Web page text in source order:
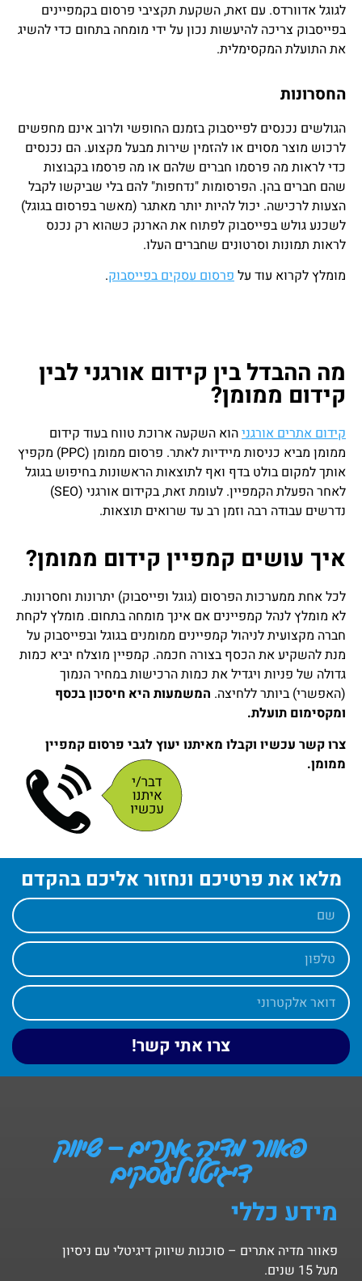
לגוגל אדוורדס. עם זאת, השקעת תקציבי פרסום בקמפיינים
בפייסבוק צריכה להיעשות נכון על ידי מומחה בתחום כדי להשיג
את התועלת המקסימלית.
החסרונות
הגולשים נכנסים לפייסבוק בזמנם החופשי ולרוב אינם מחפשים
לרכוש מוצר מסוים או להזמין שירות מבעל מקצוע. הם נכנסים
כדי לראות מה פרסמו חברים שלהם או מה פרסמו בקבוצות
שהם חברים בהן. הפרסומות "נדחפות" להם בלי שביקשו לקבל
הצעות לרכישה. יכול להיות יותר מאתגר (מאשר בפרסום בגוגל)
לשכנע גולש בפייסבוק לפתוח את הארנק כשהוא רק נכנס
לראות תמונות וסרטונים שחברים העלו.
מומלץ לקרוא עוד עלפרסום עסקים בפייסבוק.
מה ההבדל בין קידום אורגני לבין
קידום ממומן?
קידום אתרים אורגניהוא השקעה ארוכת טווח בעוד קידום
ממומן מביא כניסות מיידיות לאתר. פרסום ממומן (PPC) מקפיץ
אותך למקום בולט בדף ואף לתוצאות הראשונות בחיפוש בגוגל
לאחר הפעלת הקמפיין. לעומת זאת, בקידום אורגני (SEO)
נדרשים עבודה רבה וזמן רב עד שרואים תוצאות.
איך עושים קמפיין קידום ממומן?
לכל אחת ממערכות הפרסום (גוגל ופייסבוק) יתרונות וחסרונות.
לא מומלץ לנהל קמפיינים אם אינך מומחה בתחום. מומלץ לקחת
חברה מקצועית לניהול קמפיינים ממומנים בגוגל ובפייסבוק על
מנת להשקיע את הכסף בצורה חכמה. קמפיין מוצלח יביא כמות
גדולה של פניות ויגדיל את כמות הרכישות במחיר הנמוך
(האפשרי) ביותר ללחיצה. המשמעות היא חיסכון בכסף
ומקסימום תועלת.
צרו קשר עכשיו וקבלו מאיתנו יעוץ לגבי פרסום קמפיין
ממומן.
מלאו את פרטיכם ונחזור אליכם בהקדם
צרו אתי קשר!
פאוור מדיה אתרים – שיווק
דיגיטלי לעסקים
מידע כללי
פאוור מדיה אתרים – סוכנות שיווק דיגיטלי עם ניסיון
מעל 15 שנים.